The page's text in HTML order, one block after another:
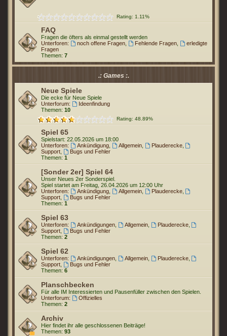
Rating: 1.11%
FAQ
Fragen die öfters als einmal gestellt werden
Unterforen:
noch offene Fragen, Fehlende Fragen,
erledigte
Fragen
Themen: 7
.: Games :.
Neue Spiele
Die ecke für Neue Spiele
Unterforum:
Ideenfindung
Themen: 10
Rating: 48.89%
Spiel 65
Spielstart: 22.05.2026 um 18:00
Unterforen:
Ankündigung, Allgemein, Plauderecke,
Support
Bugs und Fehler
Themen: 1
[Sonder 2er] Spiel 64
Unser Neues 2er Sonderspiel.
Spiel startet am Freitag, 26.04.2026 um 12:00 Uhr
Unterforen:
Ankündigung, Allgemein, Plauderecke,
Support
Bugs und Fehler
Themen: 1
Spiel 63
Unterforen: Ankündigungen, Allgemein, Plauderecke,
Support
Bugs und Fehler
Themen: 2
Spiel 62
Unterforen: Ankündigungen, Allgemein, Plauderecke,
Support
Bugs und Fehler
Themen: 6
Planschbecken
Für alle IM Interessierten und Pausenfüller zwischen den Spielen.
Unterforum:
Offizielles
Themen: 2
Archiv
Hier findet ihr alle geschlossenen Beiträge!
Themen: 93